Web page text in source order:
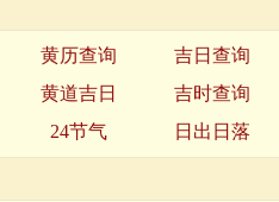
黄历查询
吉日查询
黄道吉日
吉时查询
24节气 日出日落